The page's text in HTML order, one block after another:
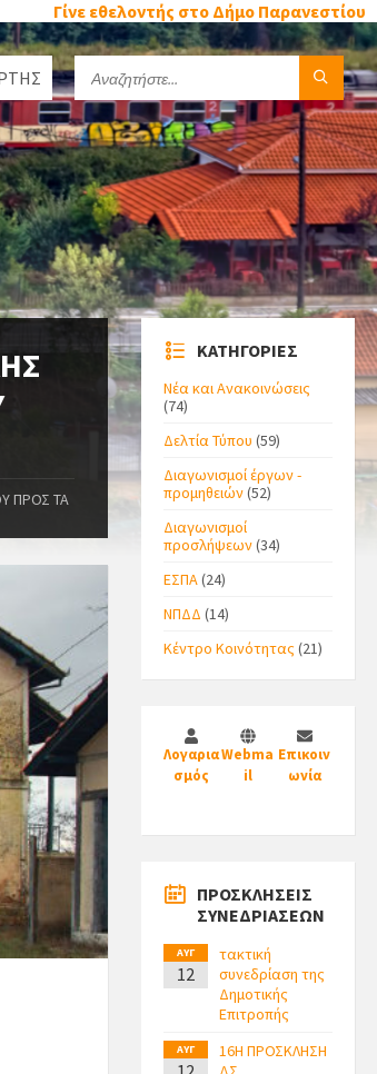
Γίνε εθελοντής στο Δήμο Παρανεστίου
ΠΡΟΣ ΤΑ
ΚΑΤΗΓΟΡΙΕΣ
Νέα και Ανακοινώσεις
(74)
Δελτία Τύπου (59)
Διαγωνισμοί έργων -
προμηθειών(52)
Διαγωνισμοί
προσλήψεων(34)
ΕΣΠΑ(24)
ΝΠΔΔ (14)
Κέντρο Κοινότητας(21)
Λογαρια
σμός
Webma
il
Επικοιν
ωνία
ΠΡΟΣΚΛΗΣΕΙΣ
ΣΥΝΕΔΡΙΑΣΕΩΝ
ΑΥΓ
12
τακτική
συνεδρίαση της
Δημοτικής
Επιτροπής
ΑΥΓ
16Η ΠΡΟΣΚΛΗΣΗ